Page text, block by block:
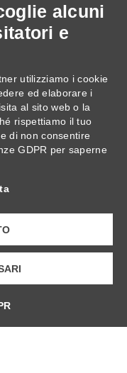
Privacy
e Condizioni
CookiePolicy
Quaranta Park Srl.
57, Ospedaletto di
alcuni
e
utilizziamo i cookie
ed elaborare i
al sito web o la
rispettiamo il tuo
di non consentire
GDPR per saperne